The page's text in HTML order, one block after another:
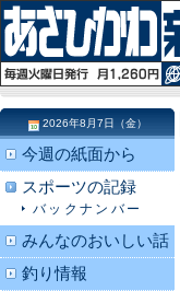
2026年8月7日（金）
今週の紙面から
スポーツの記録
バックナンバー
みんなのおいしい話
釣り情報